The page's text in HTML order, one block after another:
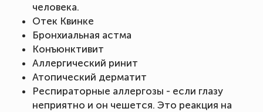
человека.
Отек Квинке
Бронхиальная астма
Конъюнктивит
Аллергический ринит
Атопический дерматит
Респираторные аллергозы - если глазу
неприятно и он чешется. Это реакция на